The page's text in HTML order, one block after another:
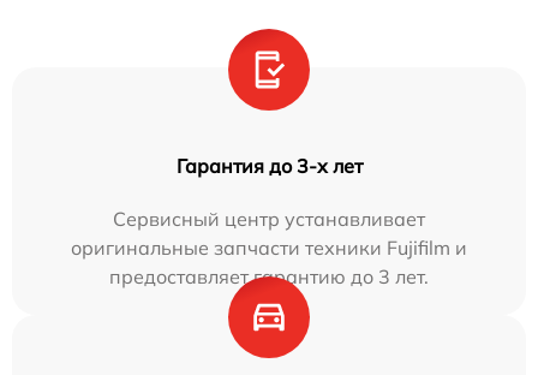
Гарантия до 3-х лет
Сервисный центр устанавливает
оригинальные запчасти техники Fujifilm и
предоставляет гарантию до 3 лет.